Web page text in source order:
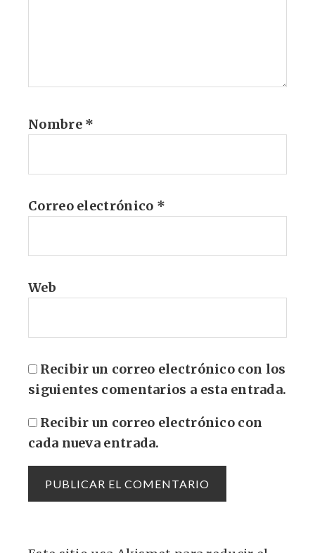
Nombre *
Correo electrónico *
Web
Recibir un correo electrónico con los
siguientes comentarios a esta entrada.
Recibir un correo electrónico con
cada nueva entrada.